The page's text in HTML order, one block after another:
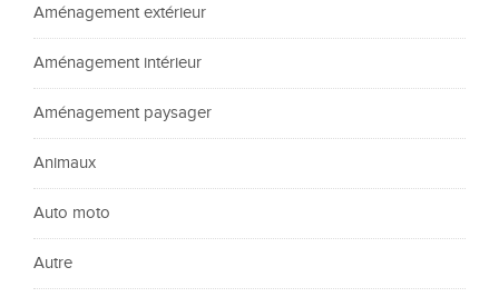
Aménagement extérieur
Aménagement intérieur
Aménagement paysager
Animaux
Auto moto
Autre